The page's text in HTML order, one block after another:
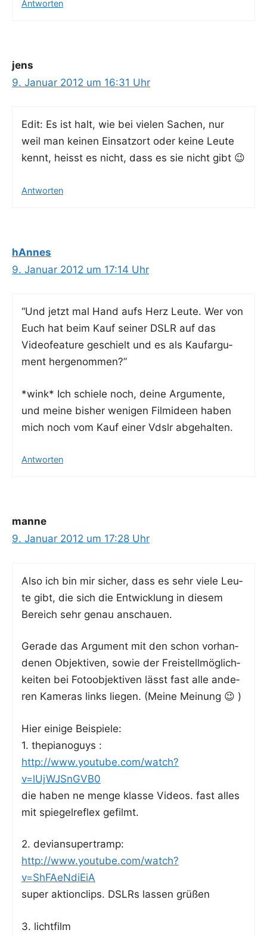
Antworten
jens
9. Januar 2012 um 16:31 Uhr
Edit: Es ist halt, wie bei vie­len Sachen, nur
weil man kei­nen Ein­satz­ort oder kei­ne Leu­te
kennt, heisst es nicht, dass es sie nicht gibt 😉
Antworten
hAnnes
9. Januar 2012 um 17:14 Uhr
“Und jetzt mal Hand aufs Herz Leu­te. Wer von
Euch hat beim Kauf sei­ner DSLR auf das
Video­fea­ture geschielt und es als Kauf­ar­gu­
ment hergenommen?”
*wink* Ich schie­le noch, dei­ne Argu­men­te,
und mei­ne bis­her weni­gen Film­ideen haben
mich noch vom Kauf einer Vdslr abgehalten.
Antworten
manne
9. Januar 2012 um 17:28 Uhr
Also ich bin mir sicher, dass es sehr vie­le Leu­
te gibt, die sich die Ent­wick­lung in die­sem
Bereich sehr genau anschauen.
Gera­de das Argu­ment mit den schon vor­han­
de­nen Objek­ti­ven, sowie der Frei­stell­mög­lich­
kei­ten bei Foto­ob­jek­ti­ven lässt fast alle ande­
ren Kame­ras links lie­gen. (Mei­ne Meinung 😉 )
Hier eini­ge Beispiele:
1. the­pia­no­guys :
http://www.youtube.com/watch?
v=lUjWJSnGVB0
die haben ne men­ge klas­se Vide­os. fast alles
mit spie­gel­re­flex gefilmt.
2. devi­an­super­tramp:
http://www.youtube.com/watch?
v=ShFAeNdiEiA
super aktionclips. DSLRs las­sen grüßen
3. licht­film